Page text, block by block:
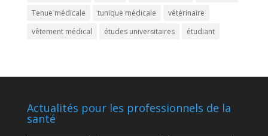
Tenue médicale
tunique médicale
vétérinaire
vêtement médical
études universitaires étudiant
Actualités pour les professionnels de la
santé